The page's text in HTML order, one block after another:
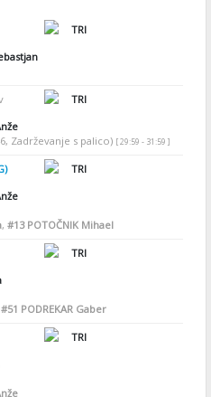
TRI
TRI
Zadrževanje s palico) [ 29:59 - 31:59 ]
TRI
, #13POTOČNIK Mihael
TRI
#51 PODREKAR Gaber
TRI